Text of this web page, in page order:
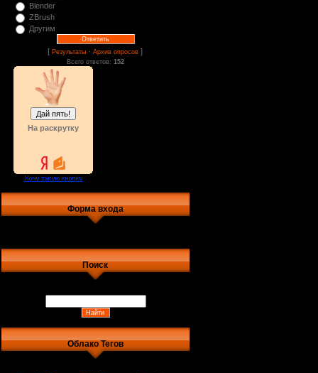
Blender
ZBrush
Другим
[Результаты ·Архив опросов ]
Всего ответов: 152
На раскрутку
Форма входа
Поиск
Облако Тегов